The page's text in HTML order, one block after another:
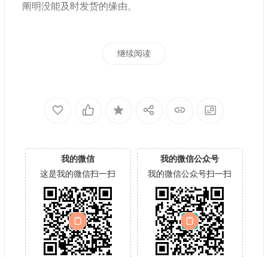
阐明没能及时发货的缘由。
继续阅读
我的微信
这是我的微信扫一扫
我的微信公众号
我的微信公众号扫一扫